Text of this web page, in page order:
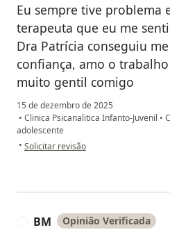
Eu sempre tive problema
terapeuta que eu me
Dra Patrícia conseguiu
confiança, amo o
muito gentil comigo
15 de dezembro de 2025
• Clinica Psicanalitica Infanto-Juvenil •
adolescente
• na opinião do utilizador L.K.G.N
Solicitar revisão
BM Opinião Verificada